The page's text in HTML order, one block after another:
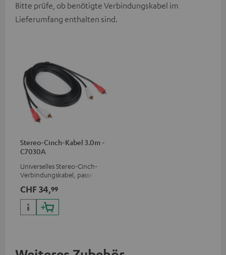
Bitte prüfe, ob benötigte Verbindungskabel im
Lieferumfang enthalten sind.
Stereo-Cinch-Kabel 3.0m -
C7030A
Universelles Stereo-Cinch-
Verbindungskabel, passend
Buchsen
CHF 34,99